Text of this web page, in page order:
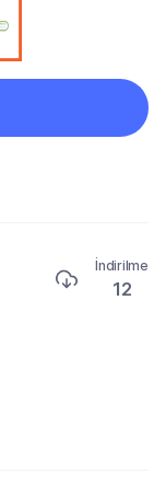
İndirilme
12